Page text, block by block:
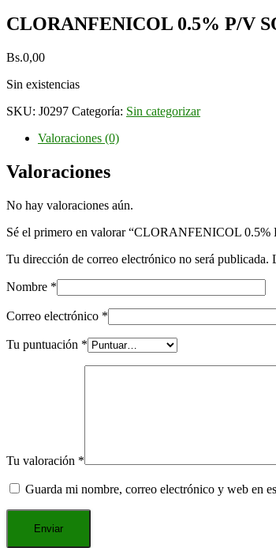
CLORANFENICOL 0.5% P/V
Bs.0,00
Sin existencias
SKU: J0297 Categoría: Sin categorizar
Valoraciones (0)
Valoraciones
No hay valoraciones aún.
Sé el primero en valorar “CLORANFENICOL
Tu dirección de correo electrónico no será publicada.
Nombre *
Correo electrónico *
Tu puntuación *
Tu valoración *
Guarda mi nombre, correo electrónico y web en